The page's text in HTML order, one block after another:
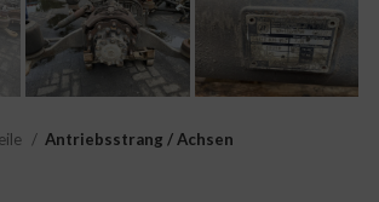
Antriebsstrang / Achsen